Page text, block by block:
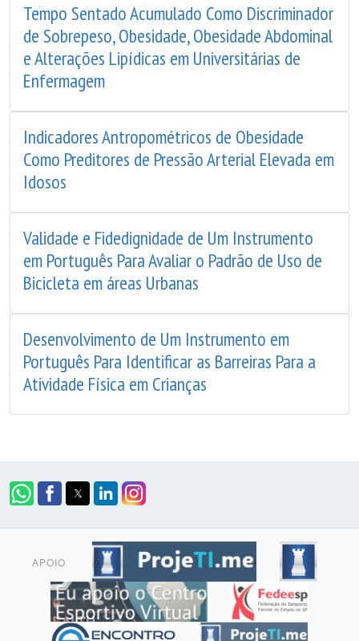
Tempo Sentado Acumulado Como Discriminador
de Sobrepeso, Obesidade, Obesidade Abdominal
e Alterações Lipídicas em Universitárias de
Enfermagem
Indicadores Antropométricos de Obesidade
Como Preditores de Pressão Arterial Elevada em
Idosos
Validade e Fidedignidade de Um Instrumento
em Português Para Avaliar o Padrão de Uso de
Bicicleta em áreas Urbanas
Desenvolvimento de Um Instrumento em
Português Para Identificar as Barreiras Para a
Atividade Física em Crianças
APOIO